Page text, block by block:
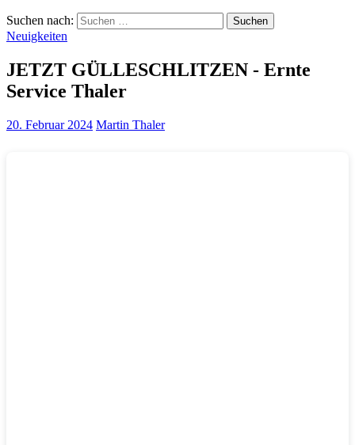
Suchen nach:
Neuigkeiten
JETZT GÜLLESCHLITZEN - Ernte
Service Thaler
20. Februar 2024 Martin Thaler